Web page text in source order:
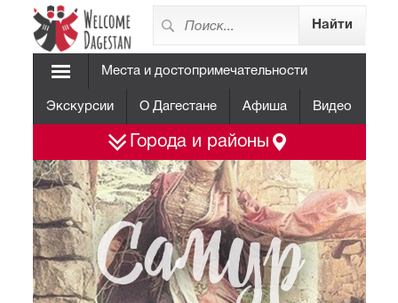
Места и достопримечательности
Экскурсии О Дагестане Афиша Видео
Города и районы
Самур